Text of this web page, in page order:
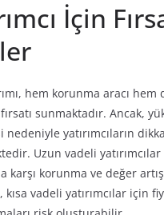
İçin
hem korunma aracı hem
sunmaktadır. Ancak,
yatırımcıların
Uzun vadeli
karşı korunma ve değer
vadeli yatırımcılar için